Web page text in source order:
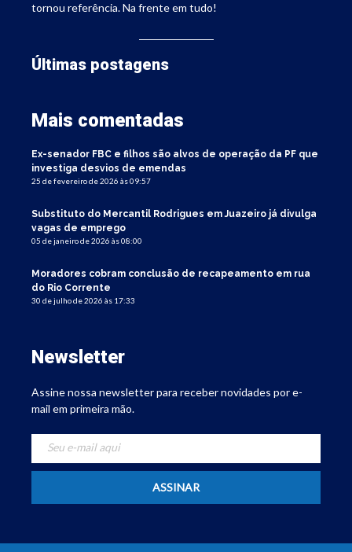
tornou referência. Na frente em tudo!
Últimas postagens
Mais comentadas
Ex-senador FBC e filhos são alvos de operação da PF que
investiga desvios de emendas
25 de fevereiro de 2026 às 09:57
Substituto do Mercantil Rodrigues em Juazeiro já divulga
vagas de emprego
05 de janeiro de 2026 às 08:00
Moradores cobram conclusão de recapeamento em rua
do Rio Corrente
30 de julho de 2026 às 17:33
Newsletter
Assine nossa newsletter para receber novidades por e-
mail em primeira mão.